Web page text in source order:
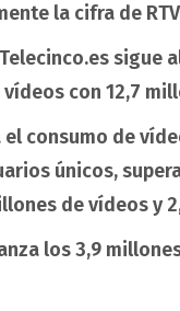
la cifra de
con 12,7
consumo de
únicos,
de vídeos y
los 3,9